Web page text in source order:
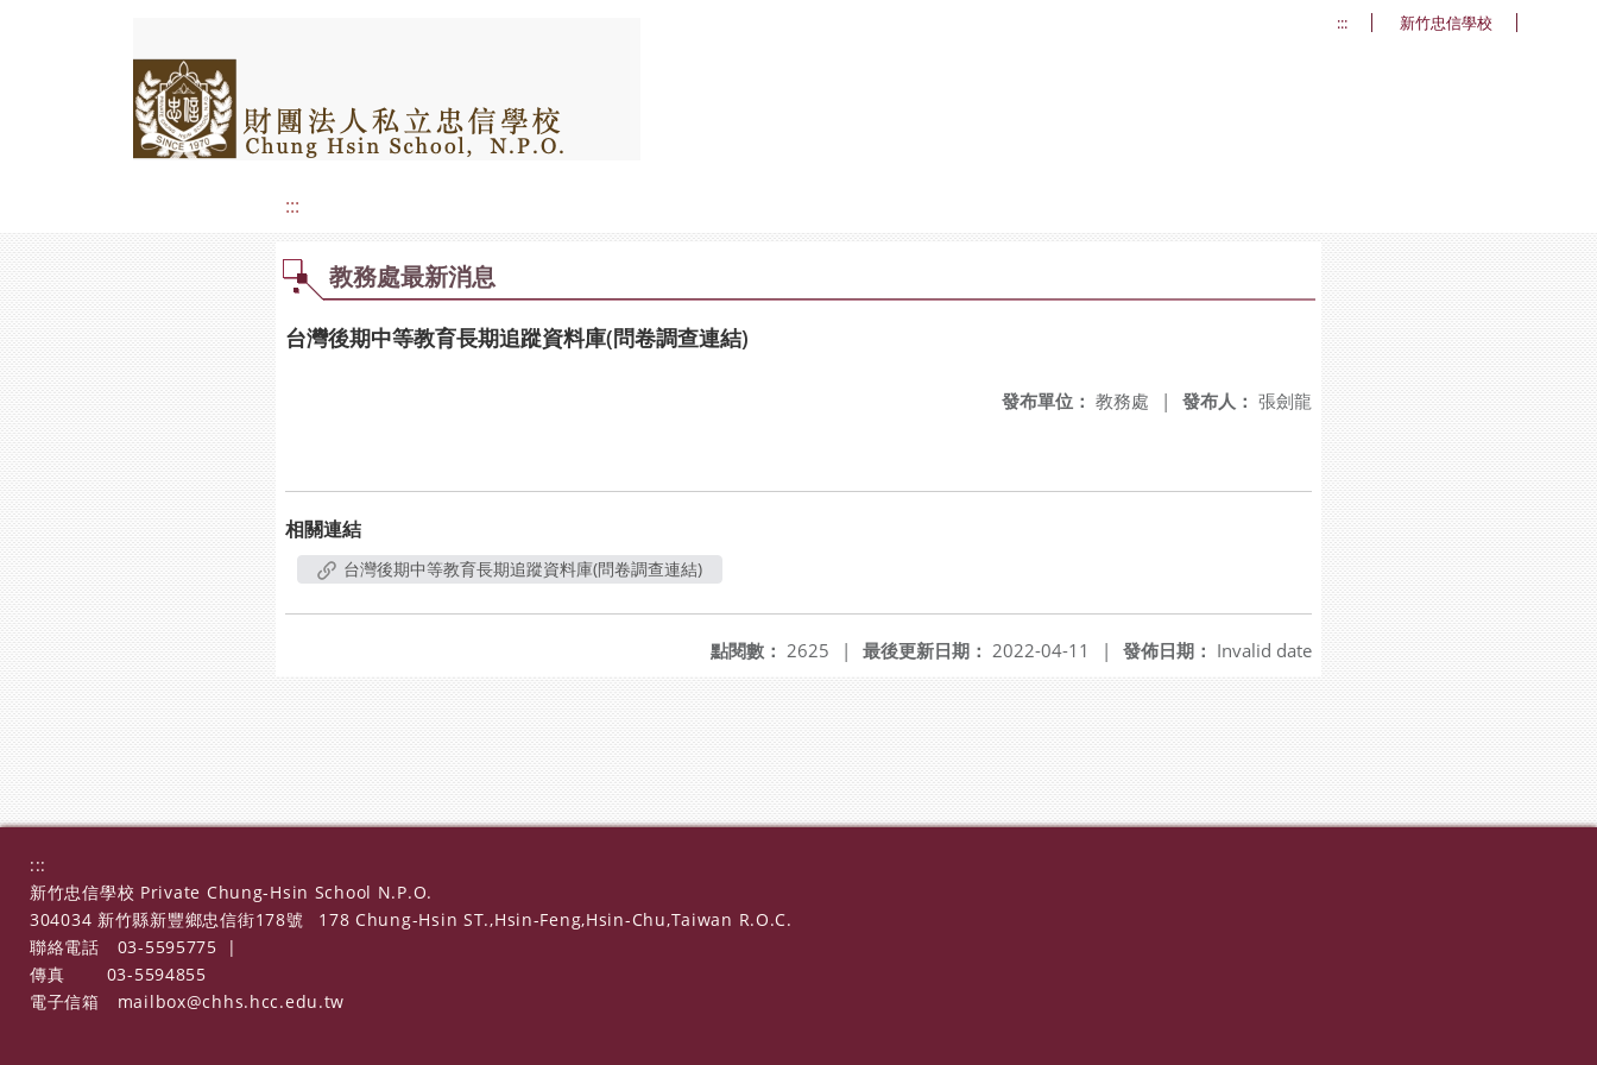
::: 新竹忠信學校
:::
教務處最新消息
台灣後期中等教育長期追蹤資料庫(問卷調查連結)
發布人： 張劍龍
發布單位： 教務處 |
相關連結
台灣後期中等教育長期追蹤資料庫(問卷調查連結)
發佈日期： Invalid date
最後更新日期： 2022-04-11 |
點閱數： 2625 |
:::
新竹忠信學校 Private Chung-Hsin School N.P.O.
304034 新竹縣新豐鄉忠信街178號
178 Chung-Hsin ST.,Hsin-Feng,Hsin-Chu,Taiwan R.O.C.
聯絡電話
03-5595775
|
傳真
03-5594855
電子信箱
mailbox@chhs.hcc.edu.tw